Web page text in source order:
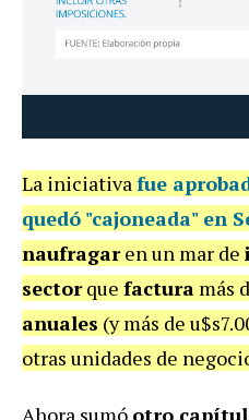
La iniciativa fue
quedó "cajoneada"en
naufragaren un mar de
sectorque factura más
anuales (y más de
otras unidades de
Ahora sumó otro